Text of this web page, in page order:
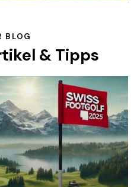
BLOG
& Tipps